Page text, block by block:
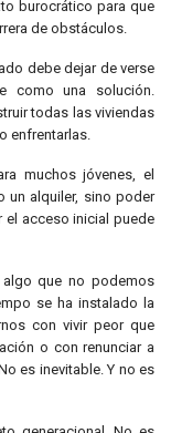
burocrático para que
de obstáculos.
debe dejar de verse
como una solución.
todas las viviendas
enfrentarlas.
muchos jóvenes, el
un alquiler, sino poder
el acceso inicial puede
que no podemos
se ha instalado la
con vivir peor que
o con renunciar a
es inevitable. Y no es